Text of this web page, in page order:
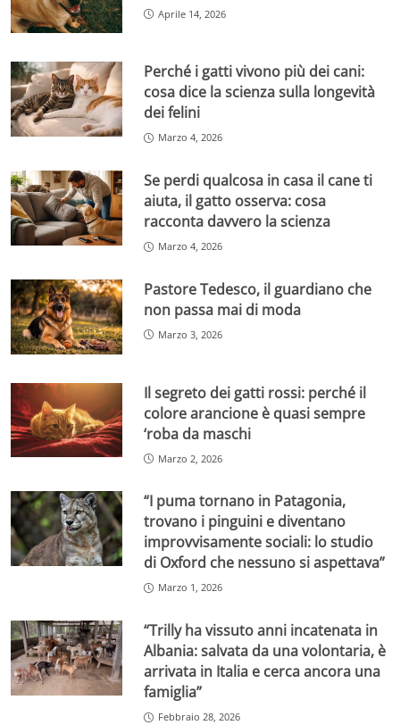
Aprile 14, 2026
Perché i gatti vivono più dei cani:
cosa dice la scienza sulla longevità
dei felini
Marzo 4, 2026
Se perdi qualcosa in casa il cane ti
aiuta, il gatto osserva: cosa
racconta davvero la scienza
Marzo 4, 2026
Pastore Tedesco, il guardiano che
non passa mai di moda
Marzo 3, 2026
Il segreto dei gatti rossi: perché il
colore arancione è quasi sempre
‘roba da maschi
Marzo 2, 2026
“I puma tornano in Patagonia,
trovano i pinguini e diventano
improvvisamente sociali: lo studio
di Oxford che nessuno si aspettava”
Marzo 1, 2026
“Trilly ha vissuto anni incatenata in
Albania: salvata da una volontaria, è
arrivata in Italia e cerca ancora una
famiglia”
Febbraio 28, 2026